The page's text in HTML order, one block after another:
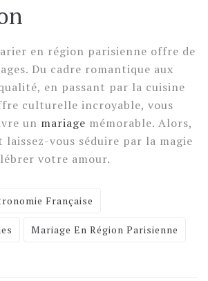
en région parisienne offre de
Du cadre romantique aux
en passant par la cuisine
culturelle incroyable, vous
un mariage mémorable. Alors,
laissez-vous séduire par la magie
votre amour.
Française
Mariage En Région Parisienne